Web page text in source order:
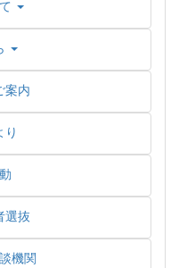
案内
り
選抜
機関